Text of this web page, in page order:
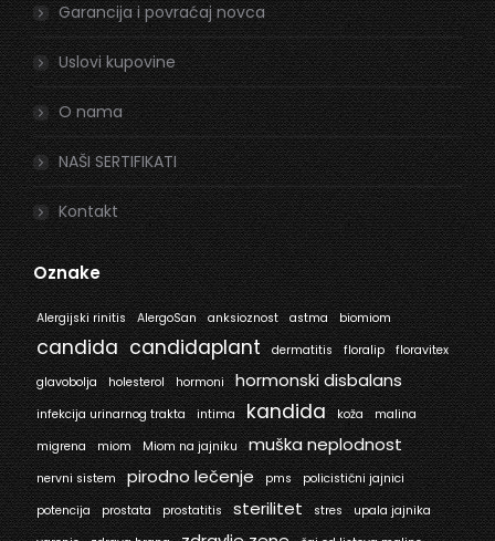
Garancija i povraćaj novca
Uslovi kupovine
O nama
NAŠI SERTIFIKATI
Kontakt
Oznake
Alergijski rinitis AlergoSan anksioznost astma biomiom
candida candidaplant dermatitis floralip
floravitex
glavobolja
holesterol hormoni hormonski disbalans
infekcija urinarnog trakta intima kandida koža
malina
migrena
miom Miom na jajniku muška neplodnost
nervni sistem pirodno lečenje pms
policistični jajnici
potencija
prostata prostatitis sterilitet stres
upala jajnika